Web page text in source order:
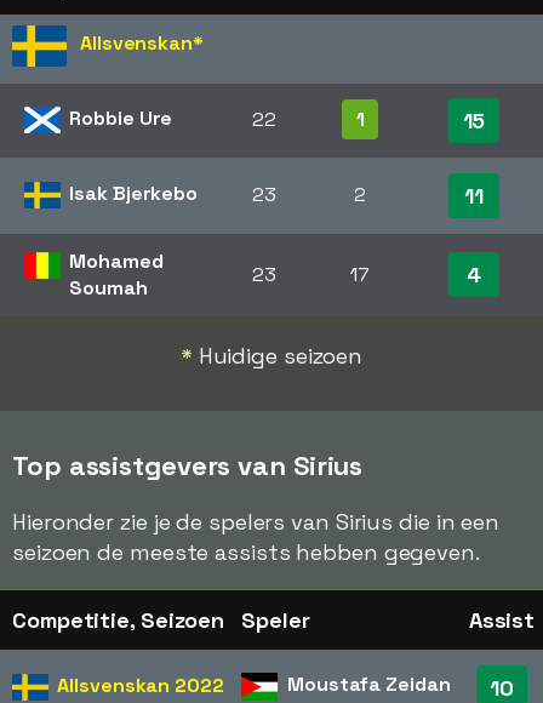
Allsvenskan*
Robbie Ure 22 1 15
Isak Bjerkebo 23 2 11
Mohamed
Soumah
23 17 4
* Huidige seizoen
Top assistgevers van Sirius
Hieronder zie je de spelers van Sirius die in een
seizoen de meeste assists hebben gegeven.
Competitie, Seizoen Speler Assist
Allsvenskan 2022 Moustafa Zeidan 10